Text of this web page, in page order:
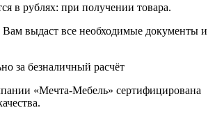
в рублях: при получении товара.
Вам выдаст все необходимые документы и
за безналичный расчёт
«Мечта-Мебель» сертифицирована